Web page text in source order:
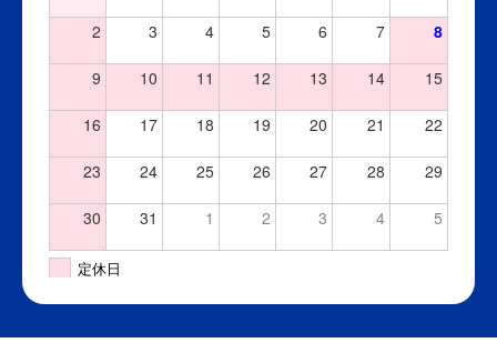
2 3 4 5 6 7 8
9 10 11 12 13 14 15
16 17 18 19 20 21 22
23 24 25 26 27 28 29
30 31 1 2 3 4 5
定休日